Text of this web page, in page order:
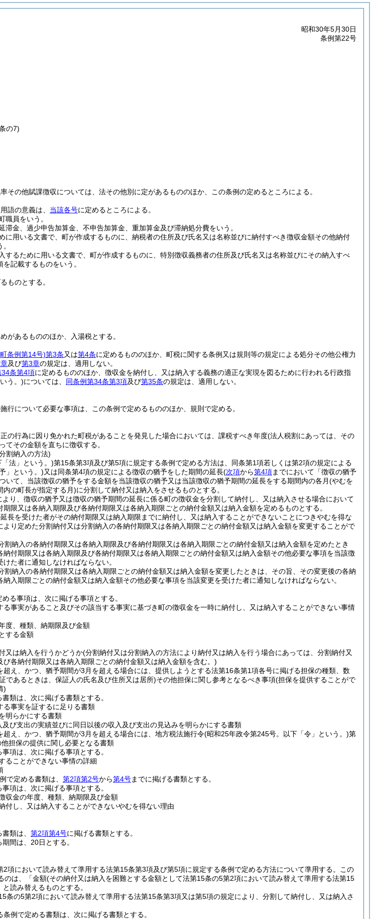
昭和30年5月30日
条例第22号
の7)
その他賦課徴収については、法その他別に定があるもののほか、この条例の定めるところによる。
語の意義は、 当該各号に定めるところによる。
員をいう。
金、過少申告加算金、不申告加算金、重加算金及び滞納処分費をいう。
用いる文書で、町が作成するものに、納税者の住所及び氏名又は名称並びに納付すべき徴収金額その他納付
るために用いる文書で、町が作成するものに、特別徴収義務者の住所及び氏名又は名称並びにその納入すべ
記載するものをいう。
ものとする。
があるもののほか、入湯税とする。
条例第14号)第3条又は第4条に定めるもののほか、町税に関する条例又は規則等の規定による処分その他公権力
及び第3章の規定は、適用しない。
34条第4項に定めるもののほか、徴収金を納付し、又は納入する義務の適正な実現を図るために行われる行政指
う。)については、 同条例第34条第3項及び第35条の規定は、適用しない。
行について必要な事項は、この条例で定めるもののほか、規則で定める。
の行為に因り免かれた町税があることを発見した場合においては、課税すべき年度(法人税割にあっては、その
てその金額を直ちに徴収する。
割納入の方法)
法」という。)第15条第3項及び第5項に規定する条例で定める方法は、同条第1項若しくは第2項の規定による
」という。)又は同条第4項の規定による徴収の猶予をした期間の延長(次項から第4項までにおいて「徴収の猶予
いて、当該徴収の猶予をする金額を当該徴収の猶予又は当該徴収の猶予期間の延長をする期間内の各月(やむを
内の町長が指定する月)に分割して納付又は納入をさせるものとする。
り、徴収の猶予又は徴収の猶予期間の延長に係る町の徴収金を分割して納付し、又は納入させる場合において
限又は各納入期限及び各納付期限又は各納入期限ごとの納付金額又は納入金額を定めるものとする。
長を受けた者がその納付期限又は納入期限までに納付し、又は納入することができないことにつきやむを得な
より定めた分割納付又は分割納入の各納付期限又は各納入期限ごとの納付金額又は納入金額を変更することがで
割納入の各納付期限又は各納入期限及び各納付期限又は各納入期限ごとの納付金額又は納入金額を定めたとき
付期限又は各納入期限及び各納付期限又は各納入期限ごとの納付金額又は納入金額その他必要な事項を当該徴
た者に通知しなければならない。
割納入の各納付期限又は各納入期限ごとの納付金額又は納入金額を変更したときは、その旨、その変更後の各納
入期限ごとの納付金額又は納入金額その他必要な事項を当該変更を受けた者に通知しなければならない。
る事項は、次に掲げる事項とする。
事実があること及びその該当する事実に基づき町の徴収金を一時に納付し、又は納入することができない事情
度、種類、納期限及び金額
する金額
又は納入を行うかどうか(分割納付又は分割納入の方法により納付又は納入を行う場合にあっては、分割納付又
各納付期限又は各納入期限ごとの納付金額又は納入金額を含む。)
え、かつ、猶予期間が3月を超える場合には、提供しようとする法第16条第1項各号に掲げる担保の種類、数
であるときは、保証人の氏名及び住所又は居所)その他担保に関し参考となるべき事項(担保を提供することがで
)
類は、次に掲げる書類とする。
事実を証するに足りる書類
明らかにする書類
び支出の実績並びに同日以後の収入及び支出の見込みを明らかにする書類
え、かつ、猶予期間が3月を超える場合には、地方税法施行令(昭和25年政令第245号。以下「令」という。)第
担保の提供に関し必要となる書類
項は、次に掲げる事項とする。
ることができない事情の詳細
で定める書類は、 第2項第2号から第4号までに掲げる書類とする。
項は、次に掲げる事項とする。
収金の年度、種類、納期限及び金額
付し、又は納入することができないやむを得ない理由
類は、 第2項第4号に掲げる書類とする。
間は、20日とする。
項において読み替えて準用する法第15条第3項及び第5項に規定する条例で定める方法について準用する。
この
のは、「金額(その納付又は納入を困難とする金額として法第15条の5第2項において読み替えて準用する法第15
と読み替えるものとする。
条の5第2項において読み替えて準用する法第15条第3項又は第5項の規定により、分割して納付し、又は納入さ
例で定める書類は、次に掲げる書類とする。